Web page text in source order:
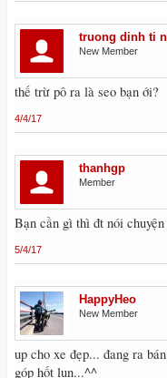
truong dinh ti
New Member
thế trừ pô ra là seo bạn ới?
4/4/17
thanhgp
Member
Bạn cần gì thì đt nói
5/4/17
HappyHeo
New Member
up cho xe đẹp... đang ra
góp hốt lun...^^